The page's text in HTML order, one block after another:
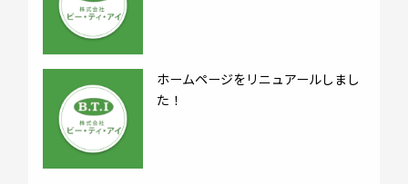
ホームページをリニュアールしまし
た！